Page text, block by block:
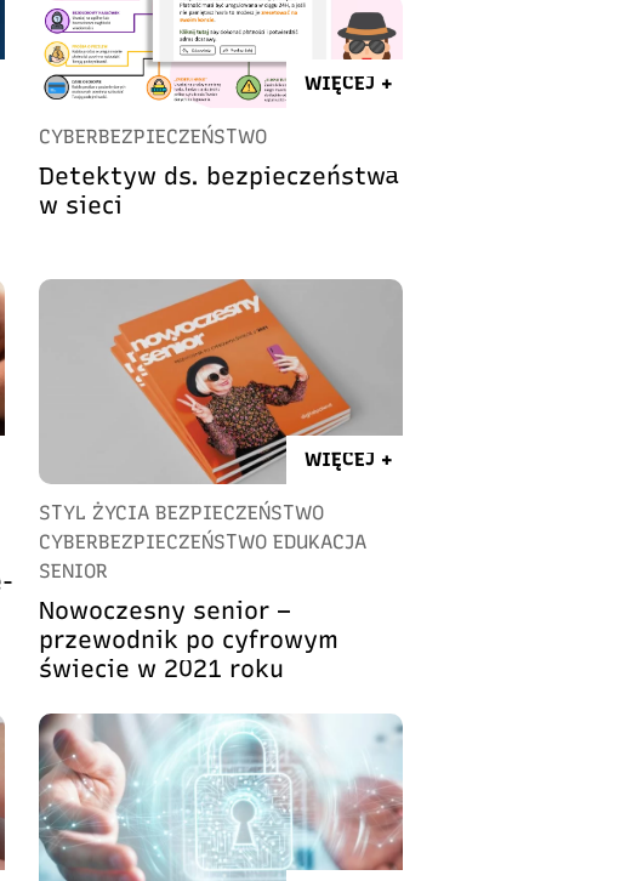
WIĘCEJ +
CYBERBEZPIECZEŃSTWO
Detektyw ds. bezpieczeństwa
w sieci
WIĘCEJ +
STYL ŻYCIA BEZPIECZEŃSTWO
CYBERBEZPIECZEŃSTWO EDUKACJA
SENIOR
Nowoczesny senior –
przewodnik po cyfrowym
świecie w 2021 roku